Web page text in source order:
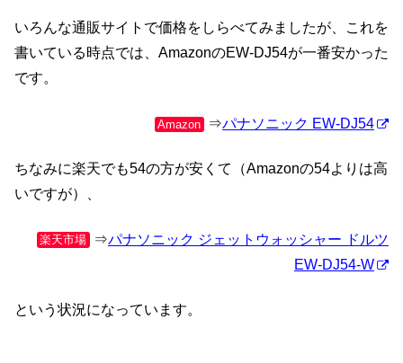
いろんな通販サイトで価格をしらべてみましたが、これを
書いている時点では、AmazonのEW-DJ54が一番安かった
です。
Amazon ⇒パナソニック EW-DJ54
ちなみに楽天でも54の方が安くて（Amazonの54よりは高
いですが）、
楽天市場 ⇒パナソニック ジェットウォッシャー ドルツ
EW-DJ54-W
という状況になっています。